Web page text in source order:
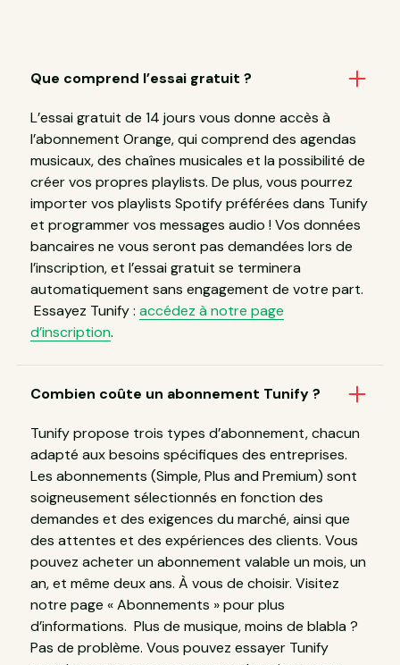
Que comprend l’essai gratuit ?
L’essai gratuit de 14 jours vous donne accès à
l’abonnement Orange, qui comprend des agendas
musicaux, des chaînes musicales et la possibilité de
créer vos propres playlists. De plus, vous pourrez
importer vos playlists Spotify préférées dans Tunify
et programmer vos messages audio ! Vos données
bancaires ne vous seront pas demandées lors de
l’inscription, et l’essai gratuit se terminera
automatiquement sans engagement de votre part.
Essayez Tunify : accédez à notre page
d’inscription.
Combien coûte un abonnement Tunify ?
Tunify propose trois types d’abonnement, chacun
adapté aux besoins spécifiques des entreprises.
Les abonnements (Simple, Plus and Premium) sont
soigneusement sélectionnés en fonction des
demandes et des exigences du marché, ainsi que
des attentes et des expériences des clients. Vous
pouvez acheter un abonnement valable un mois, un
an, et même deux ans. À vous de choisir. Visitez
notre page « Abonnements » pour plus
d’informations. Plus de musique, moins de blabla ?
Pas de problème. Vous pouvez essayer Tunify